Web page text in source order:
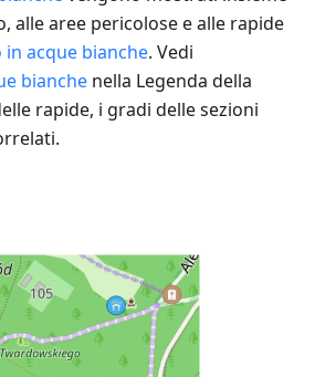
alle aree pericolose e alle rapide
acque bianche. Vedi
bianche nella Legenda della
rapide, i gradi delle sezioni